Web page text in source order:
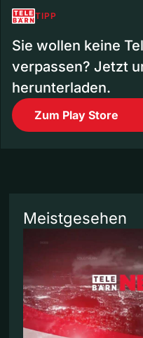
TIPP
Sie wollen keine
verpassen? Jetzt
herunterladen.
Zum Play Store
Meistgesehen